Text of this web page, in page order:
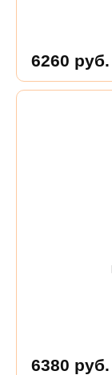
6260 руб.
6380 руб.